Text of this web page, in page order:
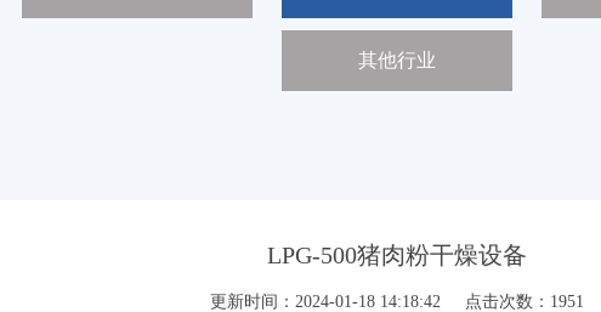
其他行业
LPG-500猪肉粉干燥设备
更新时间：2024-01-18 14:18:42 点击次数：1951